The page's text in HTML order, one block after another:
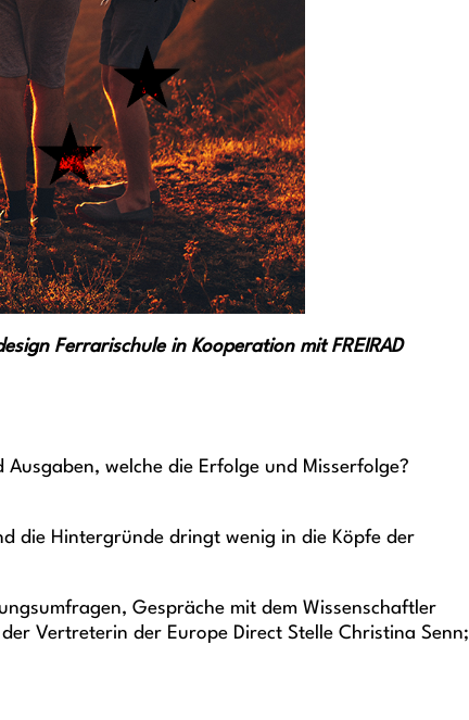
Ferrarischule in Kooperation mit FREIRAD
welche die Erfolge und Misserfolge?
die Hintergründe dringt wenig in die Köpfe der
Gespräche mit dem Wissenschaftler
Vertreterin der Europe Direct Stelle Christina Senn;